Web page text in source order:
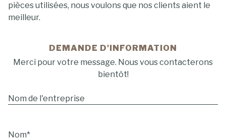
pièces utilisées, nous voulons que nos clients aient le
meilleur.
DEMANDE D'INFORMATION
Merci pour votre message. Nous vous contacterons
bientôt!
Nom de l'entreprise
Nom*